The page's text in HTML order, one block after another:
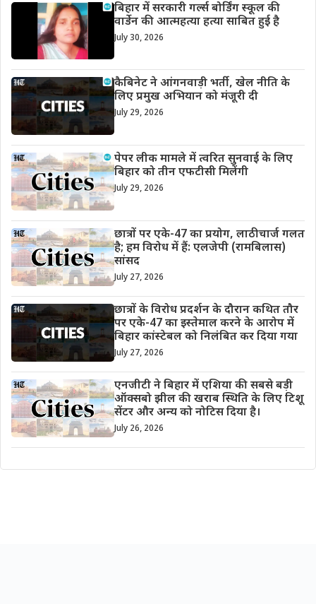
बिहार में सरकारी गर्ल्स बोर्डिंग स्कूल की
वार्डेन की आत्महत्या हत्या साबित हुई है
July 30, 2026
कैबिनेट ने आंगनवाड़ी भर्ती, खेल नीति के
लिए प्रमुख अभियान को मंजूरी दी
July 29, 2026
पेपर लीक मामले में त्वरित सुनवाई के लिए
बिहार को तीन एफटीसी मिलेंगी
July 29, 2026
छात्रों पर एके-47 का प्रयोग, लाठीचार्ज गलत
है; हम विरोध में हैं: एलजेपी (रामबिलास)
सांसद
July 27, 2026
छात्रों के विरोध प्रदर्शन के दौरान कथित तौर
पर एके-47 का इस्तेमाल करने के आरोप में
बिहार कांस्टेबल को निलंबित कर दिया गया
July 27, 2026
एनजीटी ने बिहार में एशिया की सबसे बड़ी
ऑक्सबो झील की खराब स्थिति के लिए टिशू
सेंटर और अन्य को नोटिस दिया है।
July 26, 2026